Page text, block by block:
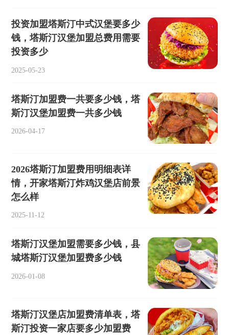
投资加盟塔斯汀中式汉堡要多少
钱，塔斯汀汉堡加盟总费用需要
投资多少
2025-05-23
塔斯汀加盟费一共要多少钱，塔
斯汀汉堡加盟费一共多少钱
2026-04-17
2026塔斯汀加盟费用明细表详
情，开家塔斯汀炸鸡汉堡店前景
怎么样
2025-11-12
塔斯汀汉堡加盟需要多少钱，县
城塔斯汀汉堡加盟费多少钱
2026-01-08
塔斯汀汉堡店加盟费清单表，塔
斯汀投资一家店要多少加盟费